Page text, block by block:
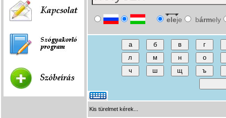
eleje bármely
Kis türelmet kérek...